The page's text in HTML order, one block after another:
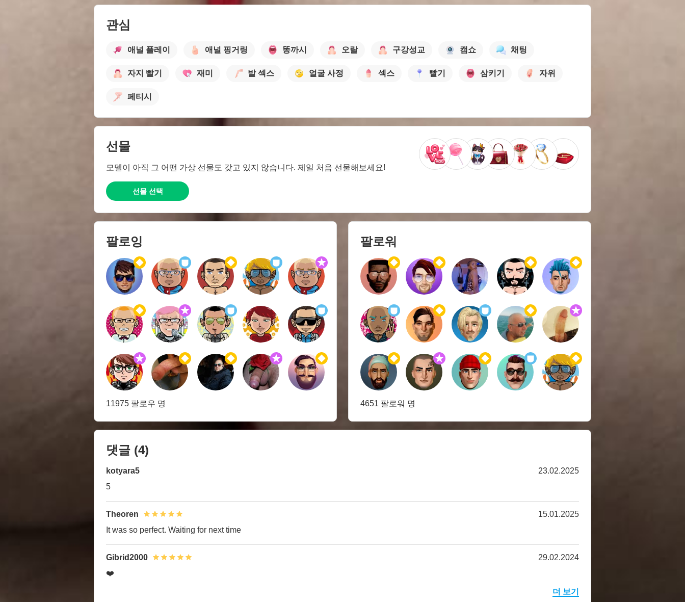
관심
애널 플레이 애널 핑거링 똥까시 오랄 구강성교 캠쇼 채팅
자지 빨기 재미 발 섹스 얼굴 사정 섹스 빨기 삼키기 자위
페티시
선물
모델이 아직 그 어떤 가상 선물도 갖고 있지 않습니다. 제일 처음 선물해보세요!
선물 선택
팔로잉
11975 팔로우 명
팔로워
4651 팔로워 명
댓글 (4)
kotyara5
23.02.2025
5
Theoren
15.01.2025
It was so perfect. Waiting for next time
Gibrid2000
29.02.2024
❤️
더 보기